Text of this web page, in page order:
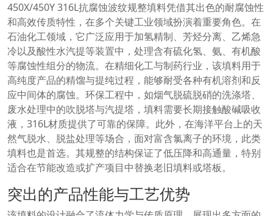
450X/450Y 316L抗腐蚀波纹规整填料凭借其出色的耐腐蚀性
和高效传质特性，在多个关键工业领域扮演着重要角色。在
石油化工领域，它广泛应用于加氢精制、芳烃分离、乙烯急
冷以及酸性水汽提等装置中，处理含有硫化氢、氨、有机酸
等腐蚀性组分的物流。在精细化工与制药行业，该填料用于
高纯度产品的精馏与提纯过程，能够耐受各种有机溶剂和反
应中间体的腐蚀。环保工程中，如烟气脱硫脱硝的洗涤塔、
废水处理中的吹脱塔与汽提塔，填料需要长期接触酸碱吸收
液，316L材质提供了可靠的保障。此外，在海洋平台上的天
然气脱水、脱盐处理等场合，面对富含氯离子的环境，此类
填料也是首选。其规整的结构保证了低压降和高通量，特别
适合在节能改造或扩产项目中替换老旧填料或塔板。
突出的产品性能与工艺优势